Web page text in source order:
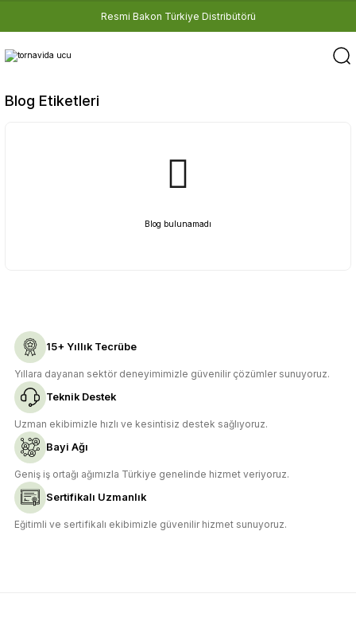
Resmi Bakon Türkiye Distribütörü
Blog Etiketleri
Blog bulunamadı
15+ Yıllık Tecrübe
Yıllara dayanan sektör deneyimimizle güvenilir çözümler sunuyoruz.
Teknik Destek
Uzman ekibimizle hızlı ve kesintisiz destek sağlıyoruz.
Bayi Ağı
Geniş iş ortağı ağımızla Türkiye genelinde hizmet veriyoruz.
Sertifikalı Uzmanlık
Eğitimli ve sertifikalı ekibimizle güvenilir hizmet sunuyoruz.